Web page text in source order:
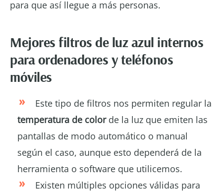
para que así llegue a más personas.
Mejores filtros de luz azul internos
para ordenadores y teléfonos
móviles
Este tipo de filtros nos permiten regular la
temperatura de colorde la luz que emiten las
pantallas de modo automático o manual
según el caso, aunque esto dependerá de la
herramienta o software que utilicemos.
Existen múltiples opciones válidas para